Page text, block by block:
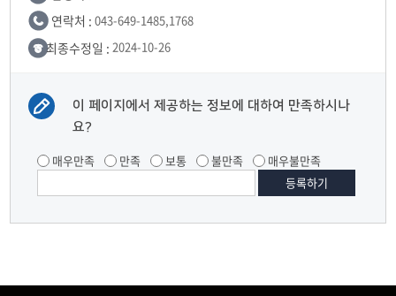
연락처 : 043-649-1485,1768
최종수정일 : 2024-10-26
이 페이지에서 제공하는 정보에 대하여 만족하시나
요?
매우만족 만족 보통 불만족 매우불만족